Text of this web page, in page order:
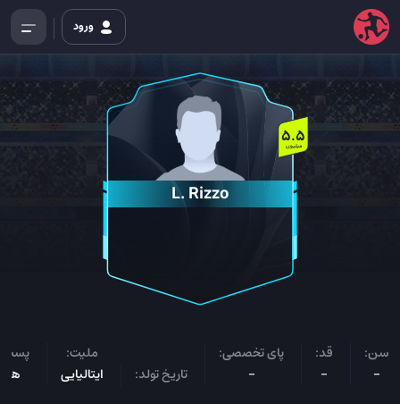
ورود
L. Rizzo
5.5
میلیون
سن:
-
قد:
-
پای تخصصی:
-
تاریخ تولد:
ملیت:
ایتالیایی
پست